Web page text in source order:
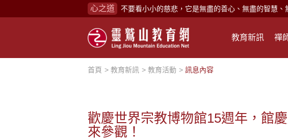
心之道 不要看小小的慈悲，它是無盡的善心、無盡的智慧、
禪修，讓思緒單純，讓靈性清楚顯現。
念頭在心頭，不舒服；轉個念頭，心頭就開。
煩惱如同下雨，當雨過天晴，雨復何在？
生命是不斷流動地，安靜下來，才能沉澱，才能傾聽
不執著、不妄想，當下即圓滿。
教育新訊 禪
首頁 教育新訊 教育活動 訊息內容
歡慶世界宗教博物館15週年，館
來參觀！